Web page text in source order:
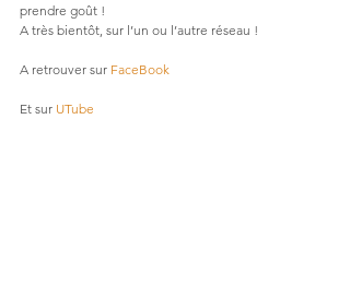
prendre goût !
A très bientôt, sur l’un ou l’autre réseau !
A retrouver sur FaceBook
Et sur UTube